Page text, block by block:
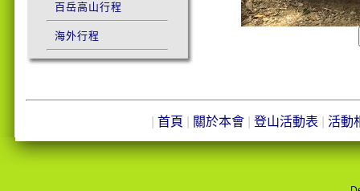
百岳高山行程
海外行程
首頁 關於本會| 登山活動表 活動